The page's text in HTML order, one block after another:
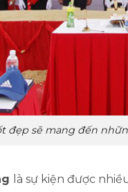
đẹp sẽ mang đến
là sự kiện được